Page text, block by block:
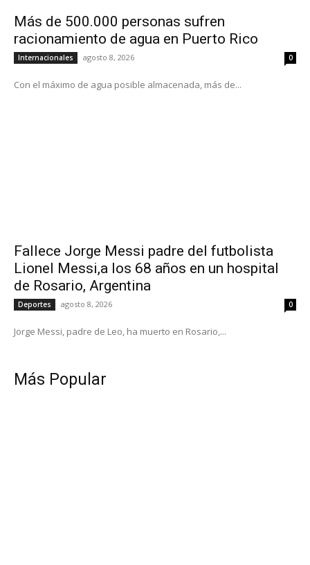
Más de 500.000 personas sufren
racionamiento de agua en Puerto Rico
Internacionales agosto 8, 2026 0
Con el máximo de agua posible almacenada, más de...
Fallece Jorge Messi padre del futbolista
Lionel Messi,a los 68 años en un hospital
de Rosario, Argentina
Deportes agosto 8, 2026 0
Jorge Messi, padre de Leo, ha muerto en Rosario,...
Más Popular